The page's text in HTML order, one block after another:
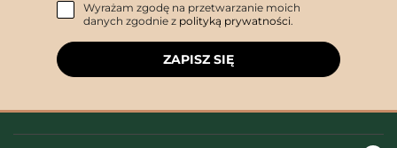
Wyrażam zgodę na przetwarzanie moich
danych zgodnie z polityką prywatności.
ZAPISZ SIĘ